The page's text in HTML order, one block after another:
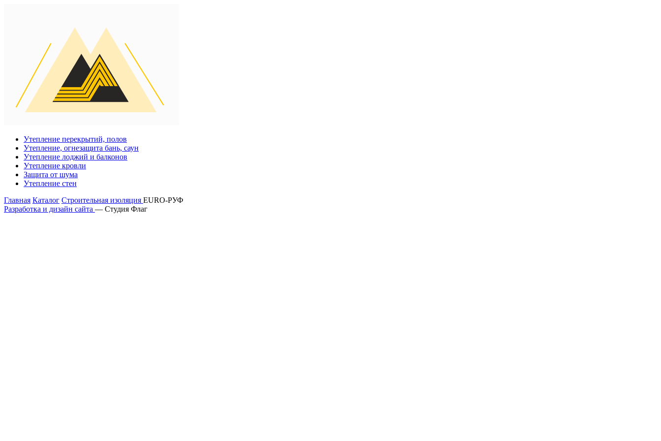
Утепление перекрытий, полов
Утепление, огнезащита бань, саун
Утепление лоджий и балконов
Утепление кровли
Защита от шума
Утепление стен
Главная Каталог Строительная изоляция EURO-РУФ
Разработка и дизайн сайта — Студия Флаг